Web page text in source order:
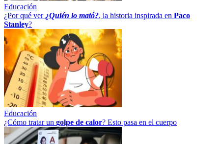
Educación
¿Por qué ver ¿Quién lo mató?, la historia inspirada en Paco
Stanley?
Educación
¿Cómo tratar un golpe de calor? Esto pasa en el cuerpo